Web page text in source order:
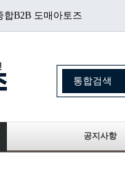
B2B 도매아토즈
공지사항